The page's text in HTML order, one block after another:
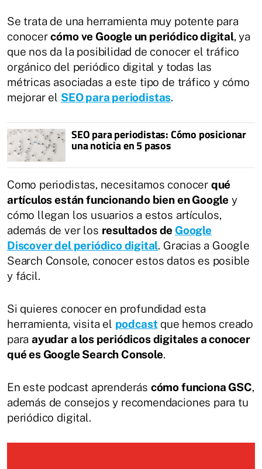
Se trata de una herramienta muy potente para
conocercómo ve Google un periódico digital, ya
que nos da la posibilidad de conocer el tráfico
orgánico del periódico digital y todas las
métricas asociadas a este tipo de tráfico y cómo
mejorar el SEO para periodistas.
SEO para periodistas: Cómo posicionar
una noticia en 5 pasos
Como periodistas, necesitamos conocer qué
artículos están funcionando bien en Google y
cómo llegan los usuarios a estos artículos,
además de ver los resultados de Google
Discover del periódico digital. Gracias a Google
Search Console, conocer estos datos es posible
y fácil.
Si quieres conocer en profundidad esta
herramienta, visita el podcastque hemos creado
paraayudar a los periódicos digitales a conocer
qué es Google Search Console.
En este podcast aprenderás cómo funciona GSC,
además de consejos y recomendaciones para tu
periódico digital.